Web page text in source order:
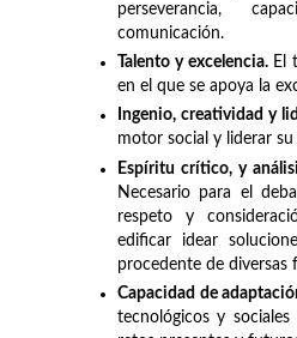
perseverancia,
comunicación.
Talento y excelencia. El
en el que se apoya la
Ingenio, creatividad y
motor social y liderar su
Espíritu crítico, y
Necesario para el
respeto y
edificar idear
procedente de diversas
Capacidad de
tecnológicos y